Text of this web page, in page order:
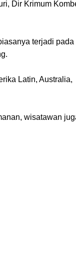
Dir Krimum
terjadi pada
Latin, Australia,
wisatawan